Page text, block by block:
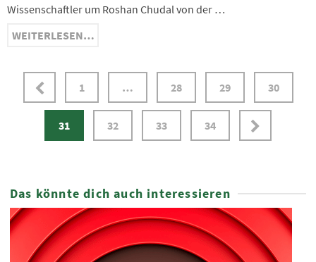
Wissenschaftler um Roshan Chudal von der …
WEITERLESEN…
1 … 28 29 30
31 32 33 34
Das könnte dich auch interessieren